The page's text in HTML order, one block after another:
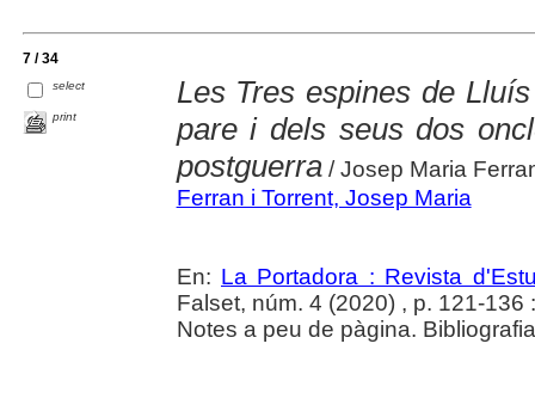
7 / 34
select
print
Les Tres espines de
pare i dels seus dos
postguerra/ Josep Maria
Ferran i Torrent, Josep Maria
En: La Portadora : Revista
Falset, núm. 4 (2020) , p. 121-136
Notes a peu de pàgina.